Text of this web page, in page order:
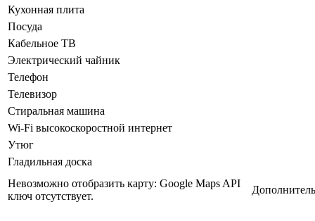
Кухонная плита
Посуда
Кабельное ТВ
Электрический чайник
Телефон
Телевизор
Стиральная машина
Wi-Fi высокоскоростной интернет
Утюг
Гладильная доска
Невозможно отобразить карту: Google Maps API
ключ отсутствует.